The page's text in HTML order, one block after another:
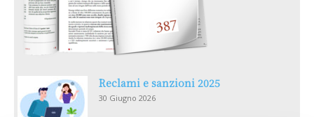
Reclami e sanzioni 2025
30 Giugno 2026